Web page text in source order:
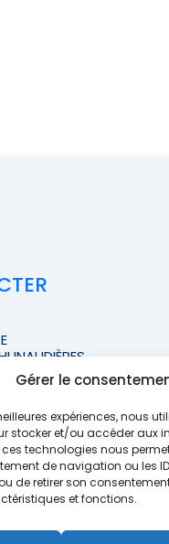
Gérer le
expériences, nous
stocker et/ou accéder aux
technologies nous
de navigation ou les
de retirer son
et fonctions.